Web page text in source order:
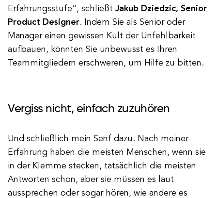
Erfahrungsstufe“, schließtJakub Dziedzic, Senior
Product Designer. Indem Sie als Senior oder
Manager einen gewissen Kult der Unfehlbarkeit
aufbauen, könnten Sie unbewusst es Ihren
Teammitgliedern erschweren, um Hilfe zu bitten.
Vergiss nicht, einfach zuzuhören
Und schließlich mein Senf dazu. Nach meiner
Erfahrung haben die meisten Menschen, wenn sie
in der Klemme stecken, tatsächlich die meisten
Antworten schon, aber sie müssen es laut
aussprechen oder sogar hören, wie andere es